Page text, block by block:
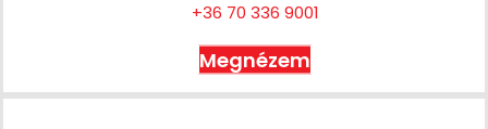
+36 70 336 9001
Megnézem